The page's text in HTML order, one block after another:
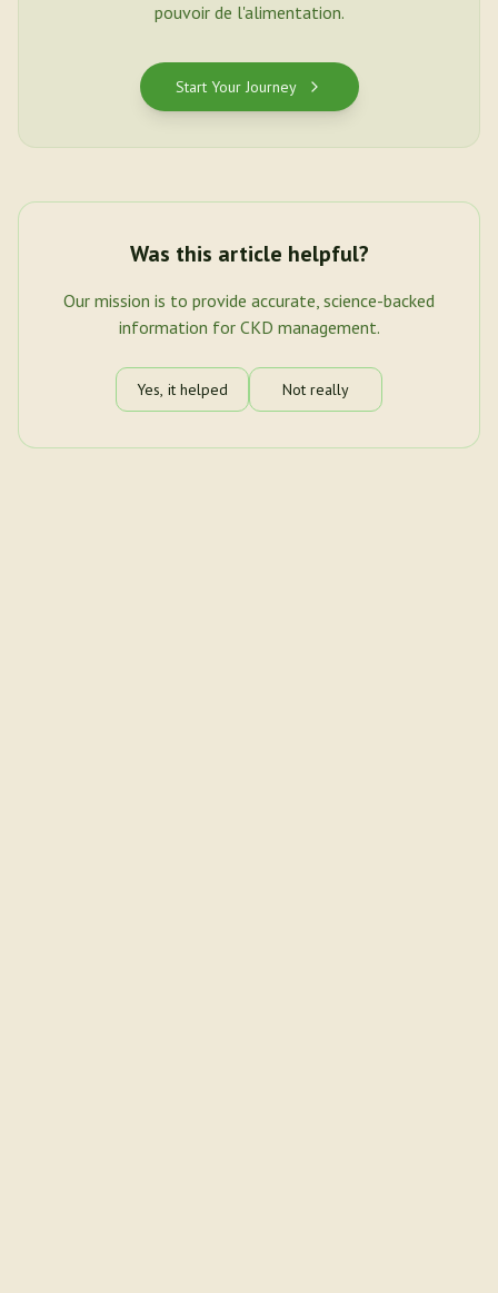
pouvoir de l'alimentation.
Start Your Journey
Was this article helpful?
Our mission is to provide accurate, science-backed
information for CKD management.
Yes, it helped Not really